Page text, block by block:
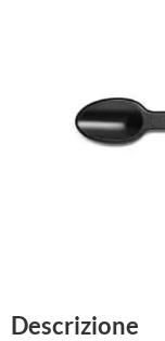
Descrizione